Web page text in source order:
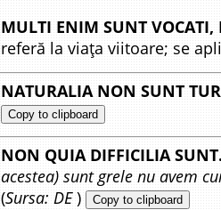
MULTI ENIM SUNT VOCATI,
referă la viața viitoare; se
NATURALIA NON SUNT
Copy to clipboard
NON QUIA DIFFICILIA
acestea) sunt grele nu avem
(Sursa: DE) Copy to clipboard